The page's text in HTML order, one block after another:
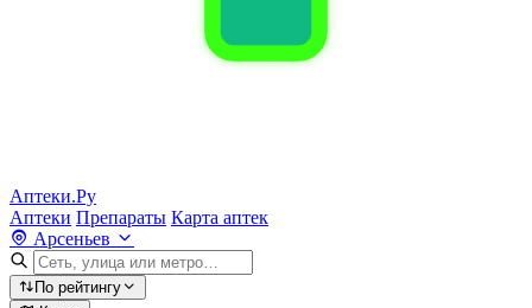
Аптеки.Ру
Аптеки Препараты Карта аптек
Арсеньев
По рейтингу